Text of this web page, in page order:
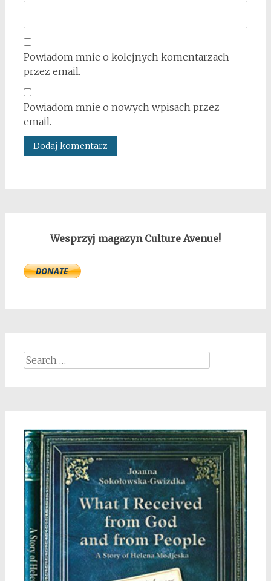
Powiadom mnie o kolejnych komentarzach
przez email.
Powiadom mnie o nowych wpisach przez
email.
Wesprzyj magazyn Culture Avenue!
Search
for: